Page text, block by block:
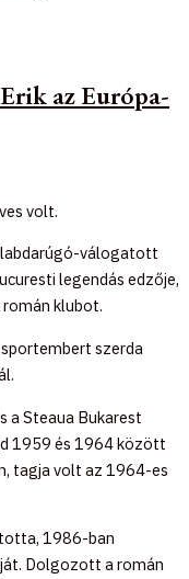
az Európa-
volt.
labdarúgó-válogatott
legendás edzője,
klubot.
szerda
a Steaua Bukarest
1959 és 1964 között
tagja volt az 1964-es
1986-ban
Dolgozott a román